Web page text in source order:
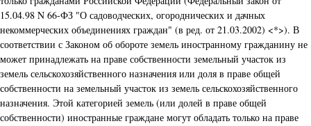
15.04.98 N 66-ФЗ "О садоводческих, огороднических и дачных
некоммерческих объединениях граждан" (в ред. от 21.03.2002) <*>). В
соответствии с Законом об обороте земель иностранному гражданину не
может принадлежать на праве собственности земельный участок из
земель сельскохозяйственного назначения или доля в праве общей
собственности на земельный участок из земель сельскохозяйственного
назначения. Этой категорией земель (или долей в праве общей
собственности) иностранные граждане могут обладать только на праве